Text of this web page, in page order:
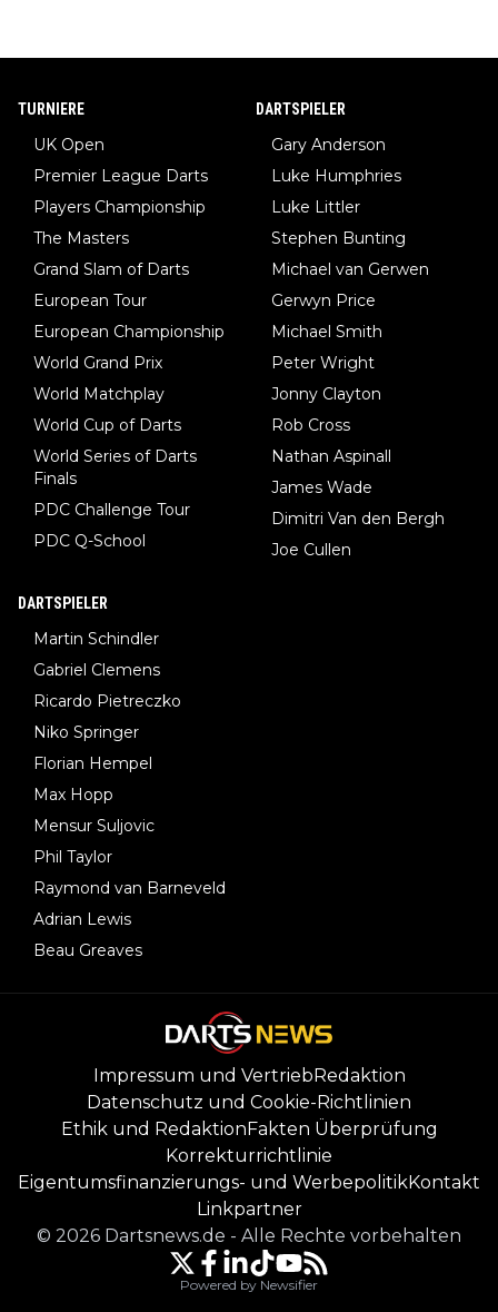
TURNIERE
UK Open
Premier League Darts
Players Championship
The Masters
Grand Slam of Darts
European Tour
European Championship
World Grand Prix
World Matchplay
World Cup of Darts
World Series of Darts
Finals
PDC Challenge Tour
PDC Q-School
DARTSPIELER
Gary Anderson
Luke Humphries
Luke Littler
Stephen Bunting
Michael van Gerwen
Gerwyn Price
Michael Smith
Peter Wright
Jonny Clayton
Rob Cross
Nathan Aspinall
James Wade
Dimitri Van den Bergh
Joe Cullen
DARTSPIELER
Martin Schindler
Gabriel Clemens
Ricardo Pietreczko
Niko Springer
Florian Hempel
Max Hopp
Mensur Suljovic
Phil Taylor
Raymond van Barneveld
Adrian Lewis
Beau Greaves
Impressum und VertriebRedaktion
Datenschutz und Cookie-Richtlinien
Ethik und RedaktionFakten Überprüfung
Korrekturrichtlinie
Eigentumsfinanzierungs- und WerbepolitikKontakt
Linkpartner
© 2026 Dartsnews.de - Alle Rechte vorbehalten
Powered by Newsifier